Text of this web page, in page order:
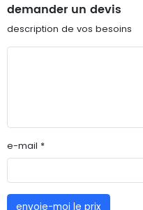
demander un devis
description de vos besoins
e-mail *
envoie-moi le prix